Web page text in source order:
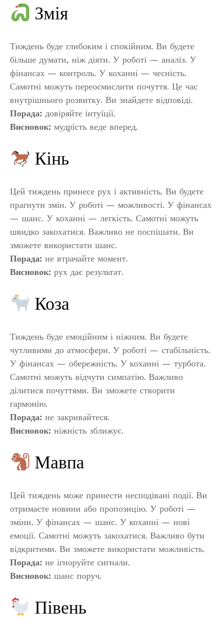
Змія
Тиждень буде глибоким і спокійним. Ви будете
більше думати, ніж діяти. У роботі — аналіз. У
фінансах — контроль. У коханні — чесність.
Самотні можуть переосмислити почуття. Це час
внутрішнього розвитку. Ви знайдете відповіді.
Порада: довіряйте інтуїції.
Висновок: мудрість веде вперед.
Кінь
Цей тиждень принесе рух і активність. Ви будете
прагнути змін. У роботі — можливості. У фінансах
— шанс. У коханні — легкість. Самотні можуть
швидко закохатися. Важливо не поспішати. Ви
зможете використати шанс.
Порада: не втрачайте момент.
Висновок: рух дає результат.
Коза
Тиждень буде емоційним і ніжним. Ви будете
чутливими до атмосфери. У роботі — стабільність.
У фінансах — обережність. У коханні — турбота.
Самотні можуть відчути симпатію. Важливо
ділитися почуттями. Ви зможете створити
гармонію.
Порада: не закривайтеся.
Висновок: ніжність зближує.
Мавпа
Цей тиждень може принести несподівані події. Ви
отримаєте новини або пропозицію. У роботі —
зміни. У фінансах — шанс. У коханні — нові
емоції. Самотні можуть закохатися. Важливо бути
відкритими. Ви зможете використати можливість.
Порада: не ігноруйте сигнали.
Висновок: шанс поруч.
Півень